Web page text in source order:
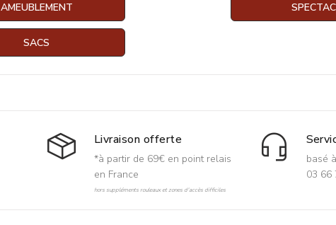
AMEUBLEMENT
SACS
Livraison offerte
*à partir de 69€ en point relais
en France
hors suppléments rouleaux et zones d'accès difficiles
basé
03 66